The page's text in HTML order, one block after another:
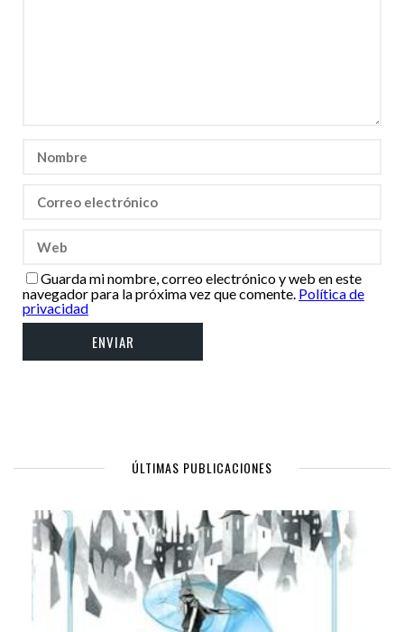
Guarda mi nombre, correo electrónico y web en este
navegador para la próxima vez que comente. Política de
privacidad
ÚLTIMAS PUBLICACIONES